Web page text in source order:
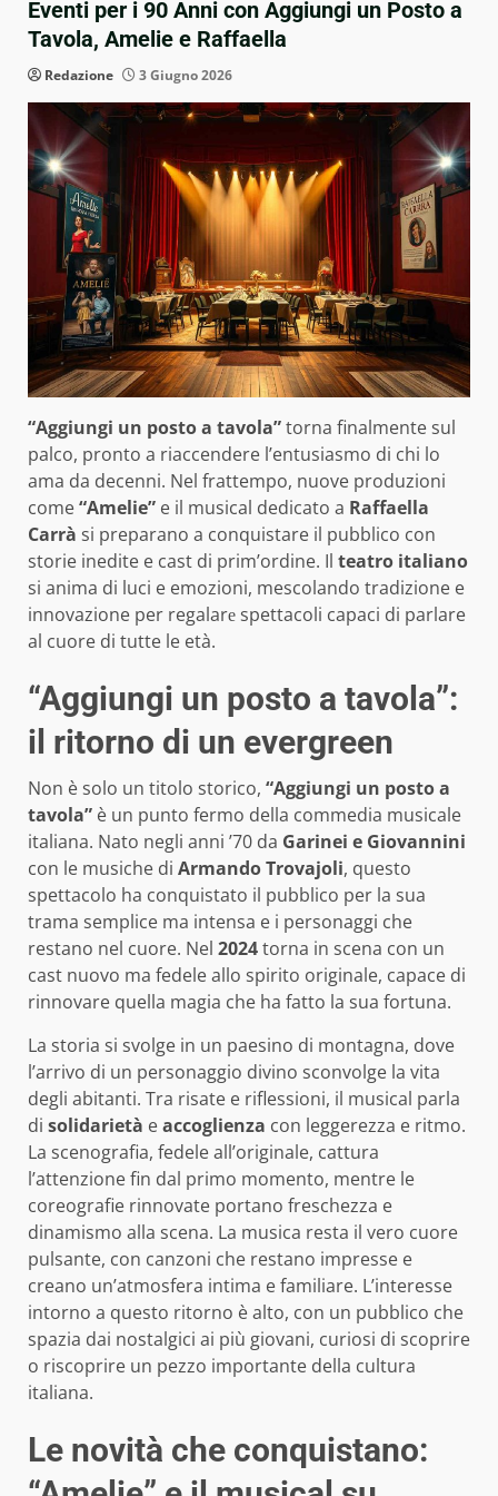
Eventi per i 90 Anni con Aggiungi un Posto a
Tavola, Amelie e Raffaella
Redazione 3 Giugno 2026
“Aggiungi un posto a tavola”torna finalmente sul
palco, pronto a riaccendere l’entusiasmo di chi lo
ama da decenni. Nel frattempo, nuove produzioni
come“Amelie” e il musical dedicato a Raffaella
Carrà si preparano a conquistare il pubblico con
storie inedite e cast di prim’ordine. Il teatro italiano
si anima di luci e emozioni, mescolando tradizione e
innovazione per regalarе spettacoli capaci di parlare
al cuore di tutte le età.
“Aggiungi un posto a tavola”:
il ritorno di un evergreen
Non è solo un titolo storico, “Aggiungi un posto a
tavola” è un punto fermo della commedia musicale
italiana. Nato negli anni ’70 da Garinei e Giovannini
con le musiche di Armando Trovajoli, questo
spettacolo ha conquistato il pubblico per la sua
trama semplice ma intensa e i personaggi che
restano nel cuore. Nel 2024torna in scena con un
cast nuovo ma fedele allo spirito originale, capace di
rinnovare quella magia che ha fatto la sua fortuna.
La storia si svolge in un paesino di montagna, dove
l’arrivo di un personaggio divino sconvolge la vita
degli abitanti. Tra risate e riflessioni, il musical parla
di solidarietà eaccoglienza con leggerezza e ritmo.
La scenografia, fedele all’originale, cattura
l’attenzione fin dal primo momento, mentre le
coreografie rinnovate portano freschezza e
dinamismo alla scena. La musica resta il vero cuore
pulsante, con canzoni che restano impresse e
creano un’atmosfera intima e familiare. L’interesse
intorno a questo ritorno è alto, con un pubblico che
spazia dai nostalgici ai più giovani, curiosi di scoprire
o riscoprire un pezzo importante della cultura
italiana.
Le novità che conquistano: